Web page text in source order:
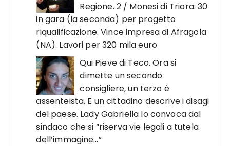
Regione. 2 / Monesi di Triora: 30
in gara (la seconda) per progetto
riqualificazione. Vince impresa di Afragola
(NA). Lavori per 320 mila euro
Qui Pieve di Teco. Ora si
dimette un secondo
consigliere, un terzo è
assenteista. E un cittadino descrive i disagi
del paese. Lady Gabriella lo convoca dal
sindaco che si “riserva vie legali a tutela
dell’immagine…”